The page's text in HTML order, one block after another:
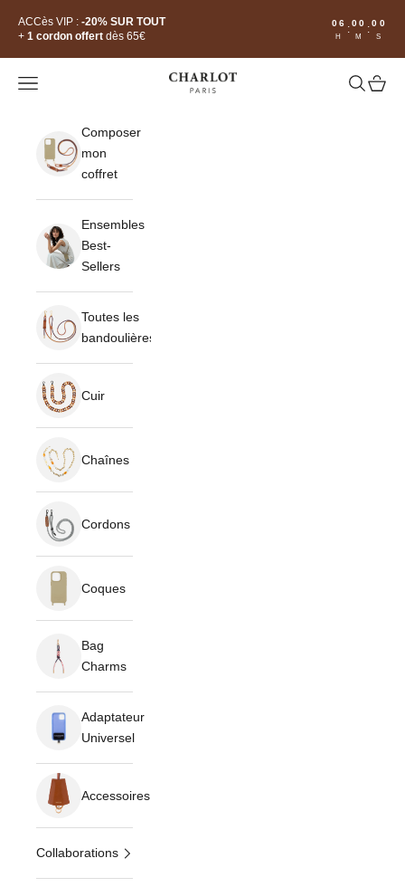
ACCès VIP : -20% SUR TOUT
+ 1 cordon offert dès 65€
06
H
:00
M
:00
S
CHARLOT · Paris
Ouvrir la navigation Ouvrir la
Voir
Composer
mon
coffret
Ensembles
Best-
Sellers
Toutes les
bandoulières
Cuir
Chaînes
Cordons
Coques
Bag
Charms
Adaptateur
Universel
Accessoires
Collaborations